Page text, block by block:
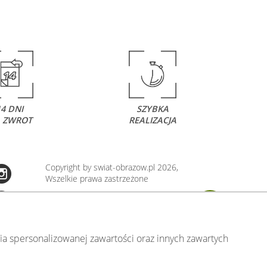
zawartości oraz innych zawartych
DNI
SZYBKA
REALIZACJA
Copyright by swiat-obrazow.pl 2026,
Wszelkie prawa zastrzeżone